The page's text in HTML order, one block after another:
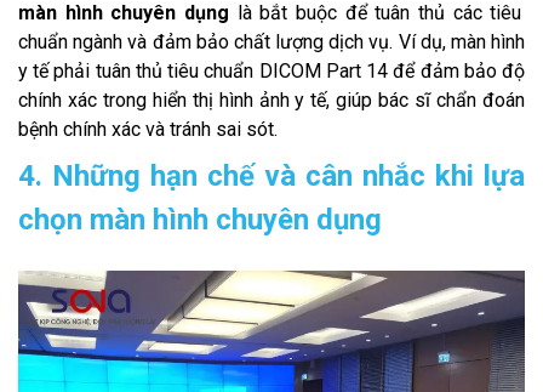
màn hình chuyên dụng là bắt buộc để tuân thủ các tiêu
chuẩn ngành và đảm bảo chất lượng dịch vụ. Ví dụ, màn hình
y tế phải tuân thủ tiêu chuẩn DICOM Part 14 để đảm bảo độ
chính xác trong hiển thị hình ảnh y tế, giúp bác sĩ chẩn đoán
bệnh chính xác và tránh sai sót.
4. Những hạn chế và cân nhắc khi lựa
chọn màn hình chuyên dụng